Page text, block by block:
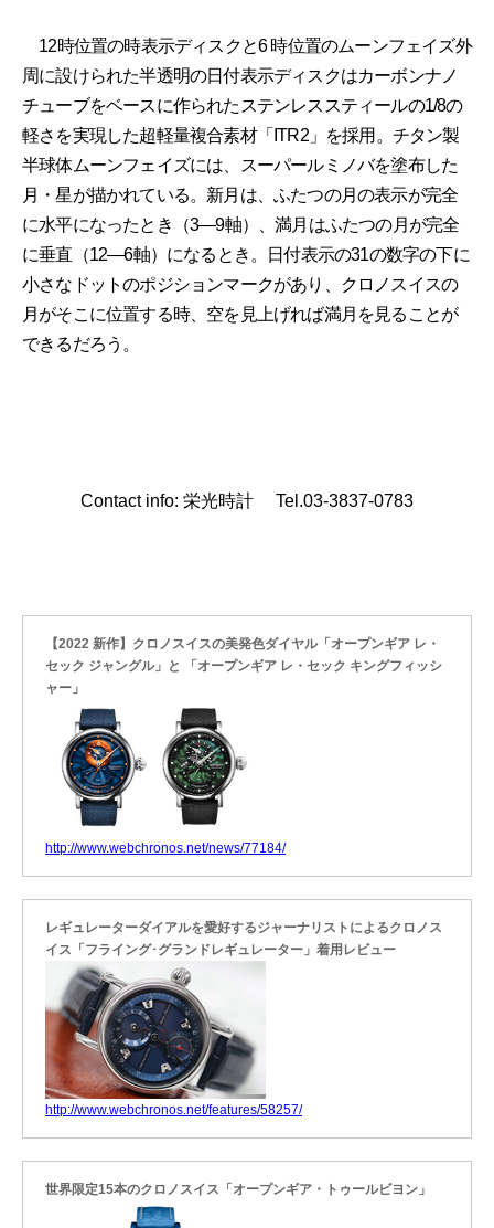
12時位置の時表示ディスクと6 時位置のムーンフェイズ外
周に設けられた半透明の日付表示ディスクはカーボンナノ
チューブをベースに作られたステンレススティールの1/8の
軽さを実現した超軽量複合素材「ITR2」を採用。チタン製
半球体ムーンフェイズには、スーパールミノバを塗布した
月・星が描かれている。新月は、ふたつの月の表示が完全
に水平になったとき（3―9軸）、満月はふたつの月が完全
に垂直（12―6軸）になるとき。日付表示の31の数字の下に
小さなドットのポジションマークがあり、クロノスイスの
月がそこに位置する時、空を見上げれば満月を見ることが
できるだろう。
Contact info: 栄光時計 Tel.03-3837-0783
【2022 新作】クロノスイスの美発色ダイヤル「オープンギア レ・
セック ジャングル」と 「オープンギア レ・セック キングフィッシ
ャー」
http://www.webchronos.net/news/77184/
レギュレーターダイアルを愛好するジャーナリストによるクロノス
イス「フライング･グランドレギュレーター」着用レビュー
http://www.webchronos.net/features/58257/
世界限定15本のクロノスイス「オープンギア・トゥールビヨン」